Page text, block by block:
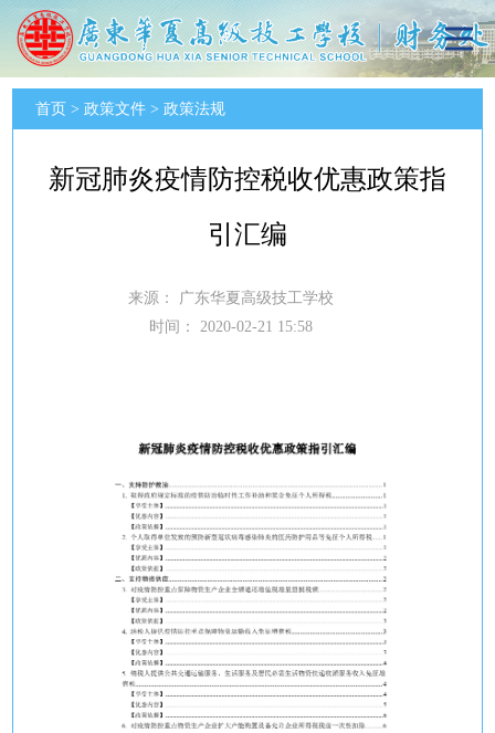
首页 > 政策文件> 政策法规
新冠肺炎疫情防控税收优惠政策指
引汇编
来源： 广东华夏高级技工学校
时间： 2020-02-21 15:58